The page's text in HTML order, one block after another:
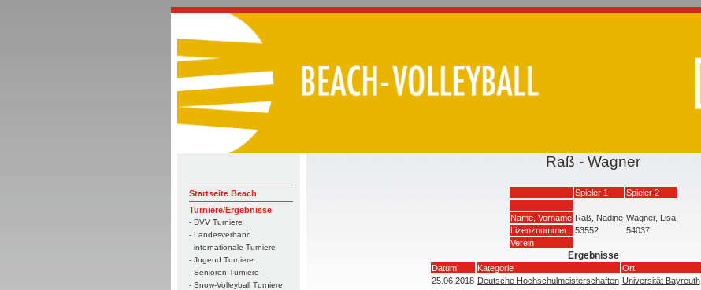
Startseite Beach
Turniere/Ergebnisse
- DVV Turniere
- Landesverband
- internationale Turniere
- Jugend Turniere
- Senioren Turniere
- Snow-Volleyball Turniere
Raß - Wagner
Spieler 1 Spieler 2
Name, Vorname Raß, Nadine Wagner, Lisa
Lizenznummer
53552
54037
Verein
Ergebnisse
Datum Kategorie Ort
25.06.2018 Deutsche Hochschulmeisterschaften Universität Bayreuth